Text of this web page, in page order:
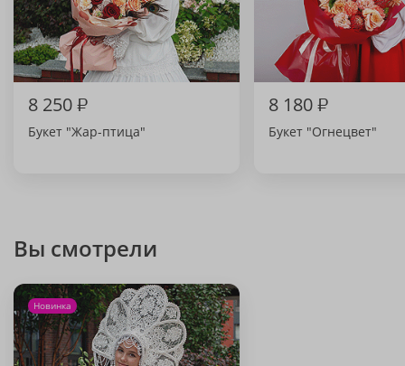
8 250₽
Букет "Жар-птица"
8 180₽
Букет "Огнецвет"
Вы смотрели
Новинка